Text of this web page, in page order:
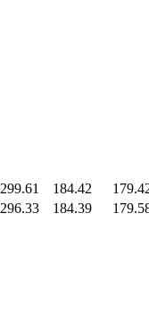
299.61 184.42
296.33 184.39